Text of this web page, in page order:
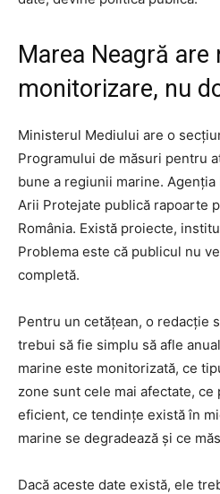
Marea Neagră are
monitorizare, nu
Ministerul Mediului are o
Programului de măsuri pentru
bune a regiunii marine.
Arii Protejate publică rapoarte
România. Există proiecte,
Problema este că publicul nu
completă.
Pentru un cetățean, o redacție
trebui să fie simplu să afle
marine este monitorizată, ce
zone sunt cele mai afectate,
eficient, ce tendințe există în
marine se degradează și ce
Dacă aceste date există, ele